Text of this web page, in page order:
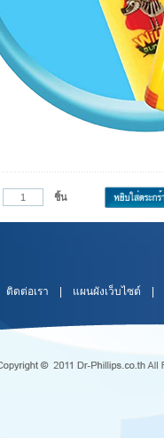
ชิ้น
ติดต่อเรา แผนผังเว็บไซต์